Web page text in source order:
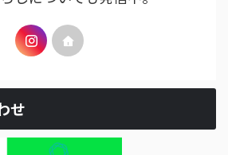
せ